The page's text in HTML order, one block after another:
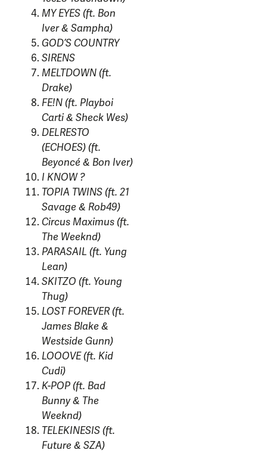
MY EYES (ft. Bon
Iver & Sampha)
GOD’S COUNTRY
SIRENS
MELTDOWN (ft.
Drake)
FE!N (ft. Playboi
Carti & Sheck Wes)
DELRESTO
(ECHOES) (ft.
Beyoncé & Bon Iver)
I KNOW ?
TOPIA TWINS (ft. 21
Savage & Rob49)
Circus Maximus (ft.
The Weeknd)
PARASAIL (ft. Yung
Lean)
SKITZO (ft. Young
Thug)
LOST FOREVER (ft.
James Blake &
Westside Gunn)
LOOOVE (ft. Kid
Cudi)
K-POP (ft. Bad
Bunny & The
Weeknd)
TELEKINESIS (ft.
Future & SZA)